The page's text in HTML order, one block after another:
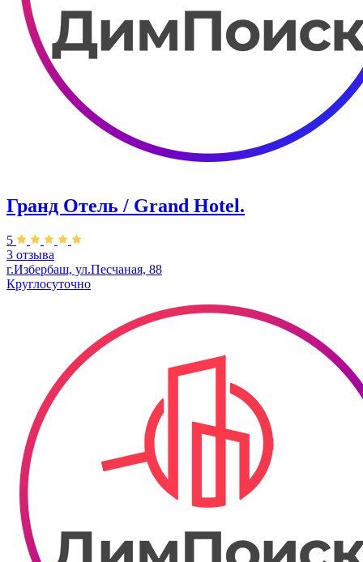
Гранд Отель / Grand Hotel.
5
3 отзыва
г.Избербаш, ул.Песчаная, 88
Круглосуточно